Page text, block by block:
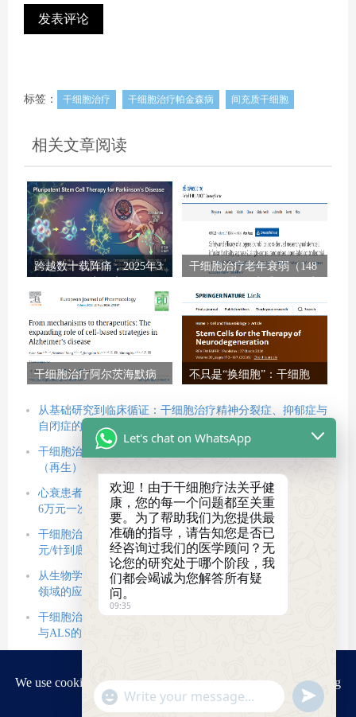
标签： 干细胞治疗 干细胞治疗帕金森病 间充质干细胞
相关文章阅读
跨越数十载阵痛，2025年3
胞治疗帕金森病已触手可
干细胞治疗老年衰弱（148
全有效，显著改善身体机
能
干细胞治疗阿尔茨海默病
据与未来展望（2026）
不只是“换细胞”：干细胞
通过“调环境”逆转困局？
从基础研究到临床循证：干细胞治疗精神分裂症、抑郁症与
自闭症的新策略
干细胞治疗帕金森病的新思路：利用多能干细胞重建回路
（再生），借力间充质干细胞改善微环境（修复）
心衰患者的新选择：改善心力衰竭的干细胞疗法正式获批，
6万元一次贵不贵？
干细胞治疗2型糖尿病的价格以及技术临床数据公布，5.8万
元/针到底值不值？
从生物学原理到关键临床试验：间充质干细胞治疗帕金森病
领域的应用现状与挑战
干细胞治疗神经退行性疾病：2026最新综述，解析AD、PD
与ALS的修复密码
基于76项研究：看间充质干细胞治疗神经系统疾病（阿尔茨
Let's chat on WhatsApp
欢迎！由于干细胞疗法关乎健
康，您的每一个问题都至关重
要。为了帮助我们为您提供最
准确的指导，请告知您是否已
经咨询过我们的医学顾问？无
论您的研究处于哪个阶段，我
们都会竭诚为您解答所有疑
问。
09:35
"+chaty_settings.lang.emoji_picker+"
WhatsApp
Send
WhatsApp